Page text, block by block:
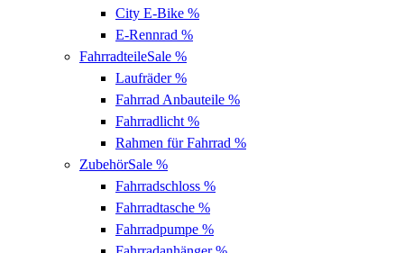
City E-Bike %
E-Rennrad %
FahrradteileSale %
Laufräder%
Fahrrad Anbauteile %
Fahrradlicht %
Rahmen für Fahrrad %
ZubehörSale %
Fahrradschloss %
Fahrradtasche %
Fahrradpumpe %